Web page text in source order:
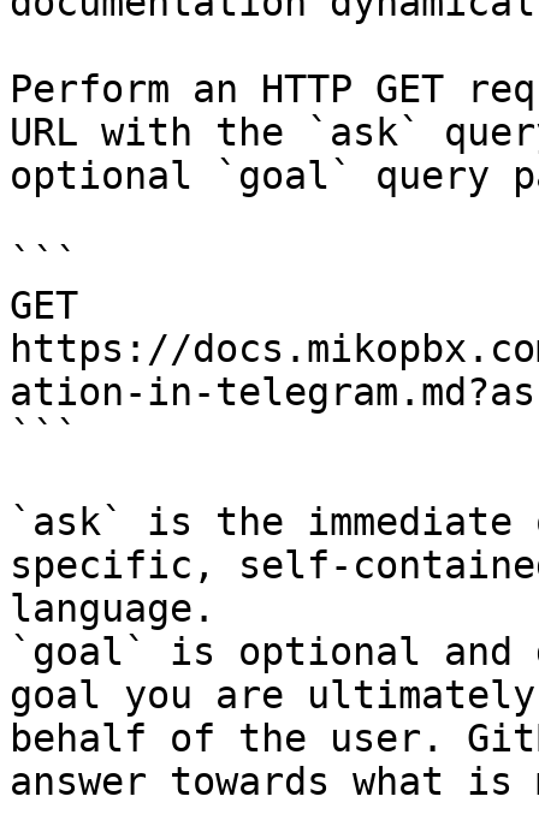
Perform an HTTP GET
URL with the `ask`
optional `goal` query
```
GET
https://
ation-in-
```
`ask` is the
specific, self-
language.
`goal` is optional and
goal you are
behalf of the user.
answer towards what